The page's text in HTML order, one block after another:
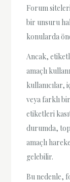
Forum
bir unsuru
konularda
Ancak,
amaçlı
kullanıcılar,
veya farklı
etiketleri
durumda,
amaçlı
gelebilir.
Bu nedenle,